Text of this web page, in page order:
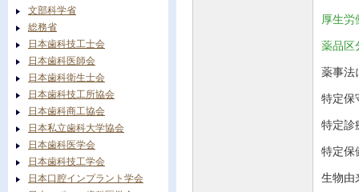
厚生
薬品
薬事
特定
特定
特定
生物
文部科学省
総務省
日本歯科技工士会
日本歯科医師会
日本歯科衛生士会
日本歯科技工所協会
日本歯科商工協会
日本私立歯科大学協会
日本歯科医学会
日本歯科技工学会
日本口腔インプラント学会